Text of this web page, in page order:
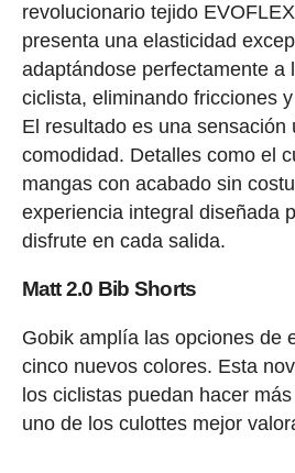
revolucionario tejido
presenta una elasticidad
adaptándose perfectamente a
ciclista, eliminando fricciones
El resultado es una sensación
comodidad. Detalles como el
mangas con acabado sin
experiencia integral diseñada
disfrute en cada salida.
Matt 2.0 Bib Shorts
Gobik amplía las opciones de
cinco nuevos colores. Esta
los ciclistas puedan hacer
uno de los culottes mejor